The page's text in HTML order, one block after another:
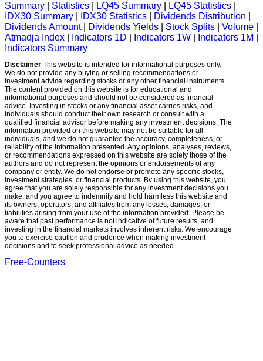
Summary Statistics LQ45 Summary LQ45 Statistics
IDX30 Summary
IDX30 Statistics Dividends Distribution
Dividends Amount| Dividends Yields Stock Splits Volume
Atmadja Index
Indicators 1D Indicators 1W Indicators 1M
Indicators Summary
Disclaimer This website is intended for informational purposes only.
We do not provide any buying or selling recommendations or
investment advice regarding stocks or any other financial instruments.
The content provided on this website is for educational and
informational purposes and should not be considered as financial
advice. Investing in stocks or any financial asset carries risks, and
individuals should conduct their own research or consult with a
qualified financial advisor before making any investment decisions. The
information provided on this website may not be suitable for all
individuals, and we do not guarantee the accuracy, completeness, or
reliability of the information presented. Any opinions, analyses, reviews,
or recommendations expressed on this website are solely those of the
authors and do not represent the opinions or endorsements of any
company or entity. We do not endorse or promote any specific stocks,
investment strategies, or financial products. By using this website, you
agree that you are solely responsible for any investment decisions you
make, and you agree to indemnify and hold harmless this website and
its owners, operators, and affiliates from any losses, damages, or
liabilities arising from your use of the information provided. Please be
aware that past performance is not indicative of future results, and
investing in the financial markets involves inherent risks. We encourage
you to exercise caution and prudence when making investment
decisions and to seek professional advice as needed.
Free-Counters